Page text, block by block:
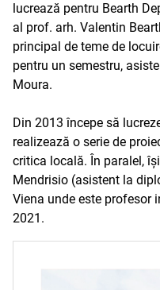
lucrează pentru Bearth
al prof. arh. Valentin
principal de teme de
pentru un semestru,
Moura.
Din 2013 începe să
realizează o serie de
critica locală. În paralel,
Mendrisio (asistent la
Viena unde este profesor
2021.